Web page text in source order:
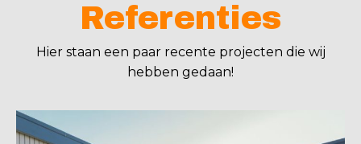
Referenties
Hier staan een paar recente projecten die wij
hebben gedaan!